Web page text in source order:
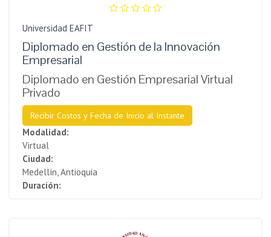
Universidad EAFIT
Diplomado en Gestión de la Innovación
Empresarial
Diplomado en Gestión Empresarial Virtual
Privado
Recibir Costos y Fecha de Inicio al Instante
Modalidad:
Virtual
Ciudad:
Medellín, Antioquia
Duración: